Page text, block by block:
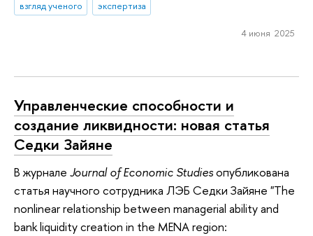
взгляд ученого
экспертиза
4 июня 2025
Управленческие способности и
создание ликвидности: новая статья
Седки Зайяне
В журнале Journal of Economic Studiesопубликована
статья научного сотрудника ЛЭБ Седки Зайяне "The
nonlinear relationship between managerial ability and
bank liquidity creation in the MENA region: